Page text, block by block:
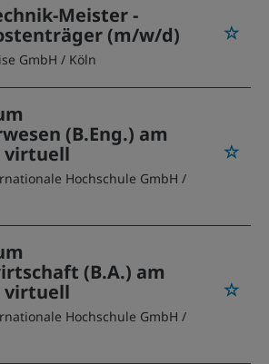
Meister -
(m/w/d)
GmbH / Köln
(B.Eng.) am
virtuell
Hochschule GmbH /
(B.A.) am
virtuell
Hochschule GmbH /